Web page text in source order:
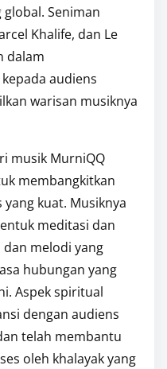
Seniman
Khalife, dan Le
dalam
audiens
warisan musiknya
musik MurniQQ
membangkitkan
kuat. Musiknya
meditasi dan
melodi yang
hubungan yang
Aspek spiritual
dengan audiens
telah membantu
oleh khalayak yang